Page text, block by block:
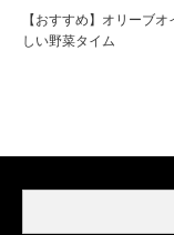
【おすすめ】オリーブ
しい野菜タイム